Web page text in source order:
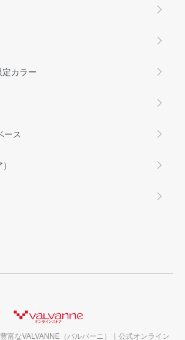
カラー
ース
富なVALVANNE（バルバーニ）｜公式オンライン